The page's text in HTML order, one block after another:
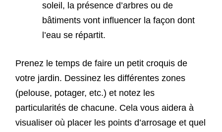
soleil, la présence d’arbres ou de
bâtiments vont influencer la façon dont
l’eau se répartit.
Prenez le temps de faire un petit croquis de
votre jardin. Dessinez les différentes zones
(pelouse, potager, etc.) et notez les
particularités de chacune. Cela vous aidera à
visualiser où placer les points d’arrosage et quel